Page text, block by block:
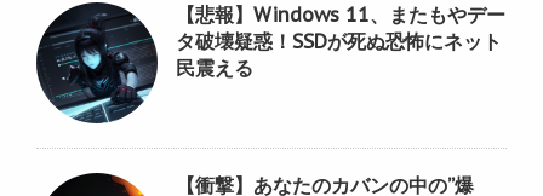
【悲報】Windows 11、またもやデー
タ破壊疑惑！SSDが死ぬ恐怖にネット
民震える
【衝撃】あなたのカバンの中の”爆